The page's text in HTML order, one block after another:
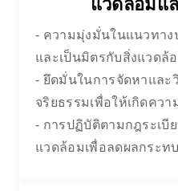
แวดล้อมแ
- ความมุ่งมั่นในแนวทา
และเป็นมิตรกับสิ่งแวดล้
- ยึดมั่นในการจัดหาและ
จริยธรรมเพื่อให้เกิดคว
- การปฏิบัติตามกฎระเบี
แวดล้อมเพื่อลดผลกระท